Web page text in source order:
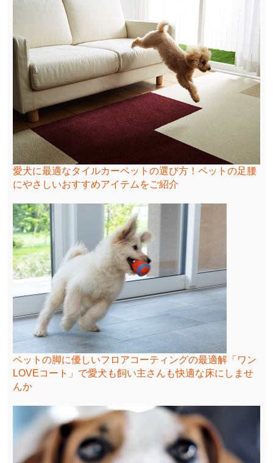
愛犬に最適なタイルカーペットの選び方！ペットの足腰
にやさしいおすすめアイテムをご紹介
ペットの脚に優しいフロアコーティングの最適解「ワン
LOVEコート」で愛犬も飼い主さんも快適な床にしませ
んか